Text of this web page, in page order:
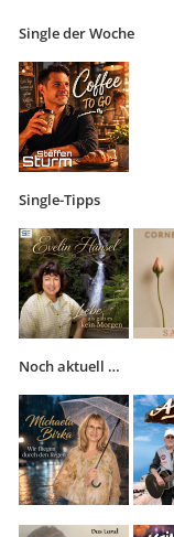
Single der Woche
Single-Tipps
Noch aktuell …